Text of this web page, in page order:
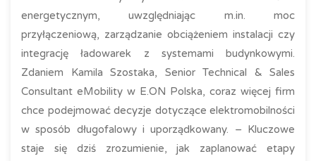
energetycznym, uwzględniając m.in. moc
przyłączeniową, zarządzanie obciążeniem instalacji czy
integrację ładowarek z systemami budynkowymi.
Zdaniem Kamila Szostaka, Senior Technical & Sales
Consultant eMobility w E.ON Polska, coraz więcej firm
chce podejmować decyzje dotyczące elektromobilności
w sposób długofalowy i uporządkowany. – Kluczowe
staje się dziś zrozumienie, jak zaplanować etapy